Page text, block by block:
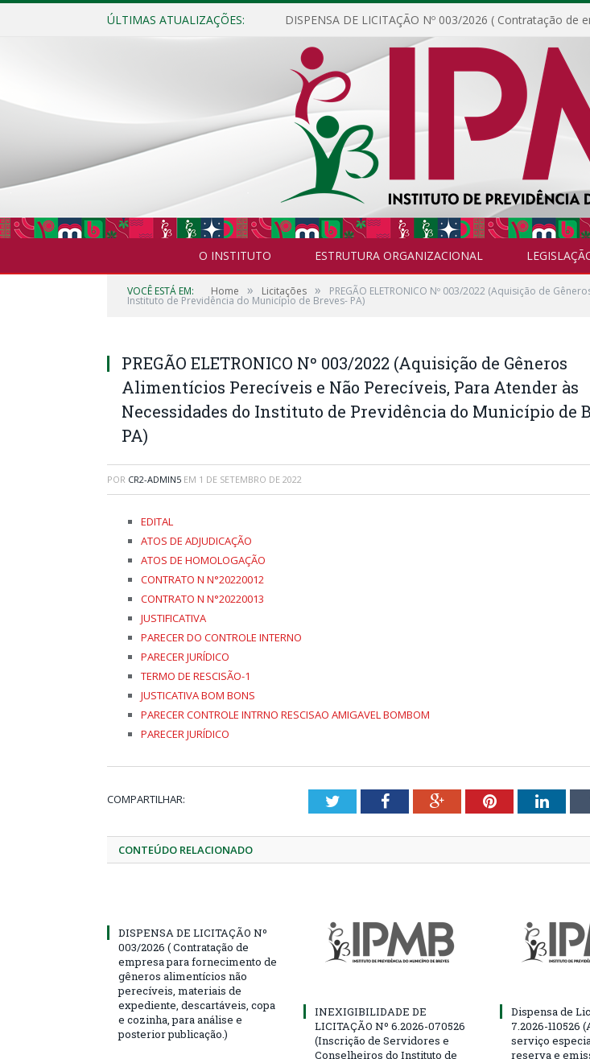
ÚLTIMAS ATUALIZAÇÕES:
O INSTITUTO ESTRUTURA ORGANIZACIONAL
VOCÊ ESTÁ EM: Home » Licitações » PREGÃO ELETRONICO Nº 003/2022 (Aquisição de
Instituto de Previdência do Município de Breves- PA)
PREGÃO ELETRONICO Nº 003/2022 (Aquisição de Gêneros
Alimentícios Perecíveis e Não Perecíveis, Para Atender às
Necessidades do Instituto de Previdência do Município de
PA)
POR CR2-ADMIN5 EM 1 DE SETEMBRO DE 2022
EDITAL
ATOS DE ADJUDICAÇÃO
ATOS DE HOMOLOGAÇÃO
CONTRATO N N°20220012
CONTRATO N N°20220013
JUSTIFICATIVA
PARECER DO CONTROLE INTERNO
PARECER JURÍDICO
TERMO DE RESCISÃO-1
JUSTICATIVA BOM BONS
PARECER CONTROLE INTRNO RESCISAO AMIGAVEL BOMBOM
PARECER JURÍDICO
COMPARTILHAR: TwitterFacebookGoogle+Pinterest
CONTEÚDO RELACIONADO
DISPENSA DE LICITAÇÃO Nº
003/2026 ( Contratação de
empresa para fornecimento de
gêneros alimentícios não
perecíveis, materiais de
expediente, descartáveis, copa
e cozinha, para análise e
posterior publicação.)
INEXIGIBILIDADE DE
LICITAÇÃO Nº 6.2026-070526
(Inscrição de Servidores e
Conselheiros do Instituto de
Dispensa de
7.2026-110526
serviço
reserva e